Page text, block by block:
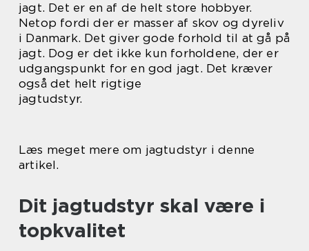
jagt. Det er en af de helt store hobbyer.
Netop fordi der er masser af skov og dyreliv
i Danmark. Det giver gode forhold til at gå på
jagt. Dog er det ikke kun forholdene, der er
udgangspunkt for en god jagt. Det kræver
også det helt rigtige
jagtudstyr.
Læs meget mere om jagtudstyr i denne
artikel.
Dit jagtudstyr skal være i
topkvalitet